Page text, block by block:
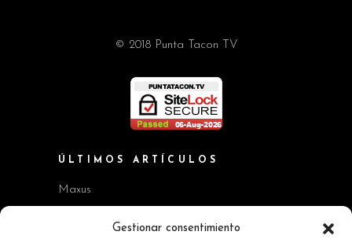
Gestionar consentimiento
© 2018 Punta Tacon TV
ÚLTIMOS ARTÍCULOS
Maxus
Workshop BMW Neue Klasse